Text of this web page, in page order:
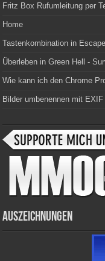
Fritz Box Rufumleitung per
Home
Tastenkombination in
Überleben in Green Hell -
Wie kann ich den Chrome
Bilder umbenennen mit EXIF
Auszeichnungen